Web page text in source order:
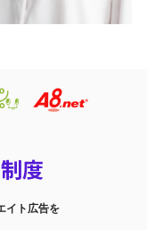
度
イト広告を